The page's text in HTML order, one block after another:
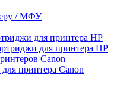
/ МФУ
для принтера HP
для принтера HP
Сanon
принтера Сanon